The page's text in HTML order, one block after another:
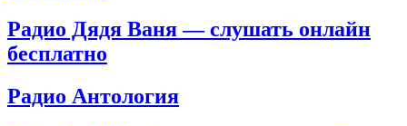
Радио Дядя Ваня — слушать онлайн
бесплатно
Радио Антология